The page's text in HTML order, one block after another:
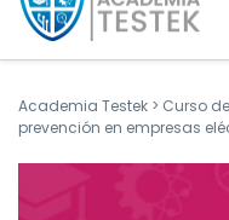
Academia Testek > Curso
prevención en empresas